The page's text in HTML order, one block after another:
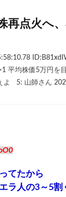
再点火へ
平均株価5万円
よ 5: 山師さん
てたから
ラ人の3～5